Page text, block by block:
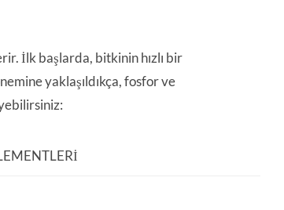
İlk başlarda, bitkinin hızlı bir
yaklaşıldıkça, fosfor ve